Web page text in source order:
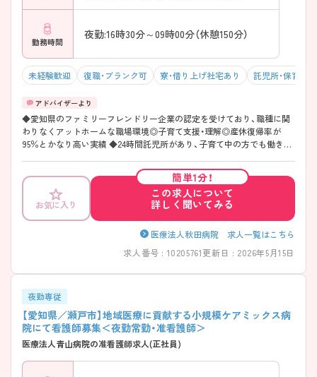
勤務時間
夜勤:16時30分～09時00分（休憩150分）
未経験歓迎 復職・ブランク可 寮・借り上げ社宅あり 託児所・保育支
◆愛知県のファミリーフレンドリー企業の認定を受けており、職種に関
わりなくアットホームな職場環境◎子育て支援・理解◎産休復帰率が
95％とかなり高い実績 ◆24時間託児所があり、子育て中の方でも働きや
リセプターをつけてその人に合った教育をしていただけます。病棟によ
ってはPNSも導入されております。 ◆特定医療行為の研修を行ってお
り、スキルアップしたい方は参加することが可能です。
お気に入り
簡単1分！
この求人について
詳しく聞いてみる
医療法人秋田病院 求人一覧はこちら
求人番号 : 10205761更新日 : 2026年5月15日
夜勤専従
【愛知県／瀬戸市】地域医療に貢献する小規模ケアミックス病
院にて看護師募集＜夜勤常勤・准看護師＞
医療法人青山病院の准看護師求人(正社員)